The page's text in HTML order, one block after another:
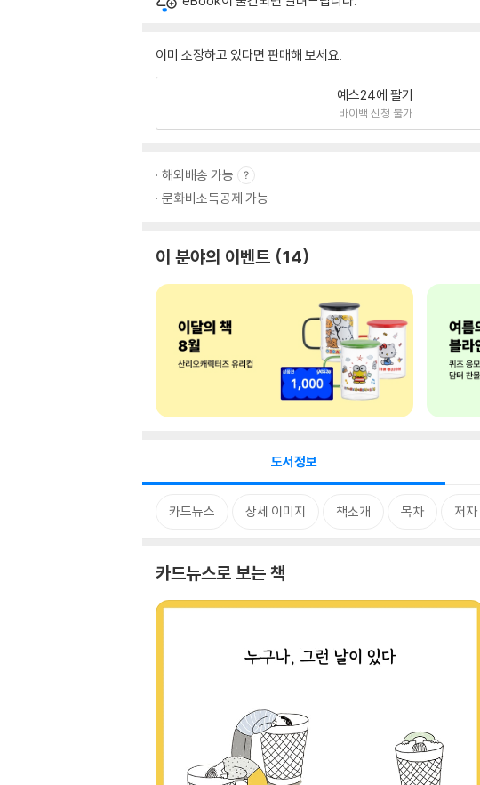
이미 소장하고 있다면 판매해 보세요.
예스24에 팔기
바이백 신청 불가
해외배송 가능
문화비소득공제 가능
이 분야의 이벤트 14
도서정보
카드뉴스 상세 이미지 책소개 목차 저자
카드뉴스로 보는 책